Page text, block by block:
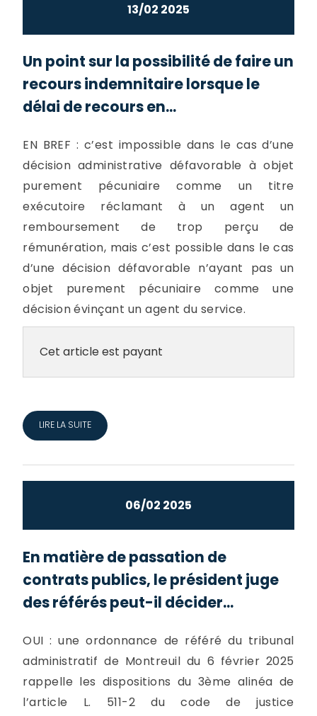
13/02 2025
Un point sur la possibilité de faire un
recours indemnitaire lorsque le
délai de recours en...
EN BREF : c’est impossible dans le cas d’une
décision administrative défavorable à objet
purement pécuniaire comme un titre
exécutoire réclamant à un agent un
remboursement de trop perçu de
rémunération, mais c’est possible dans le cas
d’une décision défavorable n’ayant pas un
objet purement pécuniaire comme une
décision évinçant un agent du service.
Cet article est payant
LIRE LA SUITE
06/02 2025
En matière de passation de
contrats publics, le président juge
des référés peut-il décider...
OUI : une ordonnance de référé du tribunal
administratif de Montreuil du 6 février 2025
rappelle les dispositions du 3ème alinéa de
l’article L. 511-2 du code de justice